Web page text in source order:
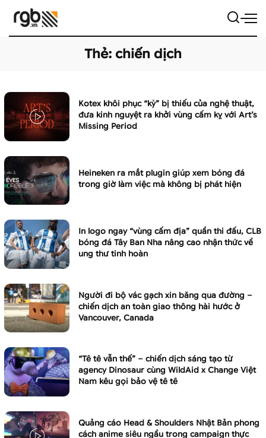
Thẻ: chiến dịch
Kotex khôi phục “kỳ” bị thiếu của nghệ thuật,
đưa kinh nguyệt ra khởi vùng cấm kỵ với Art’s
Missing Period
Heineken ra mắt plugin giúp xem bóng đá
trong giờ làm việc mà không bị phát hiện
In logo ngay “vùng cấm địa” quần thi đấu, CLB
bóng đá Tây Ban Nha nâng cao nhận thức về
ung thư tinh hoàn
Người đi bộ vác gạch xin băng qua đường –
chiến dịch an toàn giao thông hài hước ở
Vancouver, Canada
“Tê tê vẫn thế” – chiến dịch sáng tạo từ
agency Dinosaur cùng WildAid x Change Việt
Nam kêu gọi bảo vệ tê tê
Quảng cáo Head & Shoulders Nhật Bản phong
cách anime siêu ngầu trong campaign thực